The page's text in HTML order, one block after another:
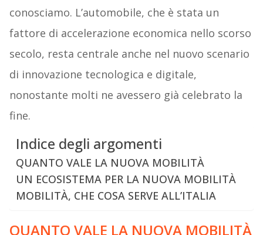
conosciamo. L’automobile, che è stata un
fattore di accelerazione economica nello scorso
secolo, resta centrale anche nel nuovo scenario
di innovazione tecnologica e digitale,
nonostante molti ne avessero già celebrato la
fine.
Indice degli argomenti
QUANTO VALE LA NUOVA MOBILITÀ
UN ECOSISTEMA PER LA NUOVA MOBILITÀ
MOBILITÀ, CHE COSA SERVE ALL’ITALIA
QUANTO VALE LA NUOVA MOBILITÀ